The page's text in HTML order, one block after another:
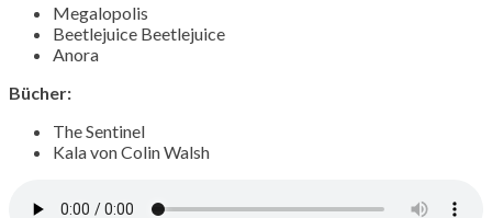
Megalopolis
Beetlejuice Beetlejuice
Anora
Bücher:
The Sentinel
Kala von Colin Walsh